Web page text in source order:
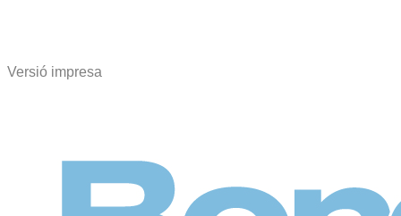
Versió impresa